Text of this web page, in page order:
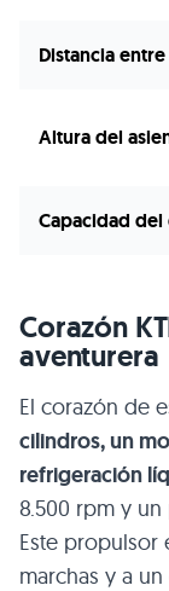
Distancia
Altura del
Capacidad
Corazón
aventurera
El corazón de
cilindros, un
refrigeración
8.500 rpm y un
Este propulsor
marchas y a